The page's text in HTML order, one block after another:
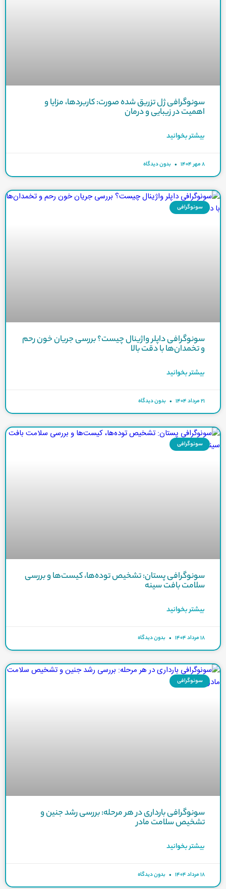
سونوگرافی ژل تزریق شده صورت: کاربردها، مزایا و
اهمیت در زیبایی و درمان
بیشتر بخوانید
۸ مهر ۱۴۰۴ بدون دیدگاه
سونوگرافی
سونوگرافی داپلر واژینال چیست؟ بررسی جریان خون رحم
و تخمدان‌ها با دقت بالا
بیشتر بخوانید
۲۱ مرداد ۱۴۰۴ بدون دیدگاه
سونوگرافی
سونوگرافی پستان: تشخیص توده‌ها، کیست‌ها و بررسی
سلامت بافت سینه
بیشتر بخوانید
۱۸ مرداد ۱۴۰۴ بدون دیدگاه
سونوگرافی
سونوگرافی بارداری در هر مرحله: بررسی رشد جنین و
تشخیص سلامت مادر
بیشتر بخوانید
۱۸ مرداد ۱۴۰۴ بدون دیدگاه